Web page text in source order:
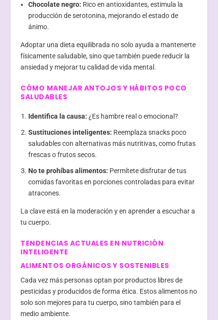
Chocolate negro: Rico en antioxidantes, estimula la
producción de serotonina, mejorando el estado de
ánimo.
Adoptar una dieta equilibrada no solo ayuda a mantenerte
físicamente saludable, sino que también puede reducir la
ansiedad y mejorar tu calidad de vida mental.
CÓMO MANEJAR ANTOJOS Y HÁBITOS POCO
SALUDABLES
Identifica la causa: ¿Es hambre real o emocional?
Sustituciones inteligentes: Reemplaza snacks poco
saludables con alternativas más nutritivas, como frutas
frescas o frutos secos.
No te prohíbas alimentos: Permítete disfrutar de tus
comidas favoritas en porciones controladas para evitar
atracones.
La clave está en la moderación y en aprender a escuchar a
tu cuerpo.
TENDENCIAS ACTUALES EN NUTRICIÓN
INTELIGENTE
ALIMENTOS ORGÁNICOS Y SOSTENIBLES
Cada vez más personas optan por productos libres de
pesticidas y producidos de forma ética. Estos alimentos no
solo son mejores para tu cuerpo, sino también para el
medio ambiente.